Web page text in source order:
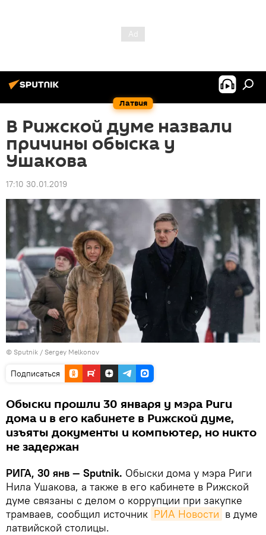
Латвия
В Рижской думе назвали
причины обыска у
Ушакова
17:10 30.01.2019
© Sputnik / Sergey Melkonov
Подписаться
Обыски прошли 30 января у мэра Риги
дома и в его кабинете в Рижской думе,
изъяты документы и компьютер, но никто
не задержан
РИГА, 30 янв — Sputnik. Обыски дома у мэра Риги
Нила Ушакова, а также в его кабинете в Рижской
думе связаны с делом о коррупции при закупке
трамваев, сообщил источник РИА Новости в думе
латвийской столицы.